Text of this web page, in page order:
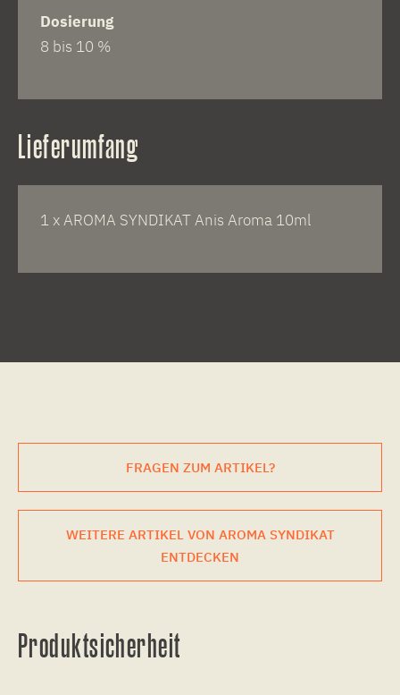
Dosierung
8 bis 10 %
Lieferumfang
1 x AROMA SYNDIKAT Anis Aroma 10ml
FRAGEN ZUM ARTIKEL?
WEITERE ARTIKEL VON AROMA SYNDIKAT
ENTDECKEN
Produktsicherheit